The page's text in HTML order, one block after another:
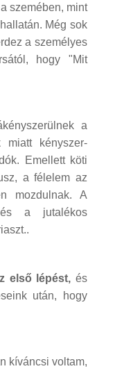
szemében, mint
Még sok
a személyes
hogy "Mit
a
kényszer-
Emellett köti
a félelem az
mozdulnak. A
és a jutalékos
első lépést, és
után, hogy
kíváncsi voltam,